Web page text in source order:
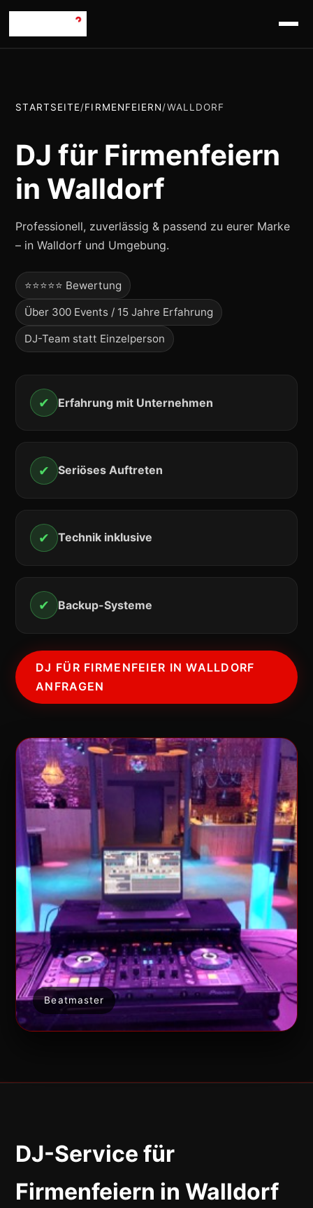
STARTSEITE/FIRMENFEIERN/WALLDORF
DJ für Firmenfeiern
in Walldorf
Professionell, zuverlässig & passend zu eurer Marke
– in Walldorf und Umgebung.
⭐⭐⭐⭐⭐ Bewertung
Über 300 Events / 15 Jahre Erfahrung
DJ-Team statt Einzelperson
✔ Erfahrung mit Unternehmen
✔ Seriöses Auftreten
✔ Technik inklusive
✔ Backup-Systeme
DJ FÜR FIRMENFEIER IN WALLDORF
ANFRAGEN
Beatmaster
DJ-Service für
Firmenfeiern in Walldorf